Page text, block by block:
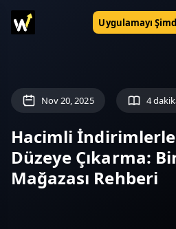
Uygulamayı
Nov 20, 2025 4
Hacimli İndirimlerle
Düzeye Çıkarma:
Mağazası Rehberi